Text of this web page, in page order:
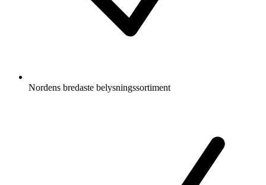
Nordens bredaste belysningssortiment